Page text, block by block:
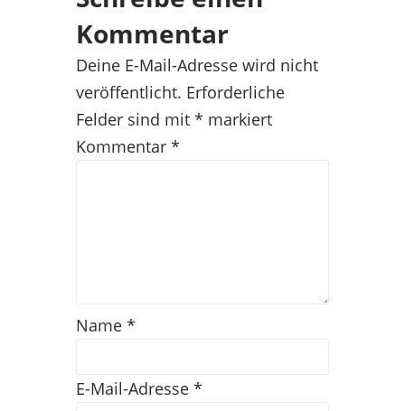
Kommentar
Deine E-Mail-Adresse wird nicht
veröffentlicht. Erforderliche
Felder sind mit * markiert
Kommentar *
Name *
E-Mail-Adresse *